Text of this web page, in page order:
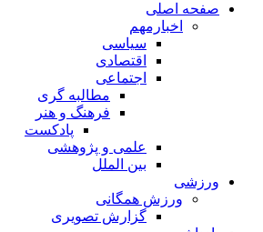
صفحه اصلی
اخبارمهم
سیاسی
اقتصادی
اجتماعی
مطالبه گری
فرهنگ و هنر
پادکست
علمی و پژوهشی
بین الملل
ورزشی
ورزش همگانی
گزارش تصویری